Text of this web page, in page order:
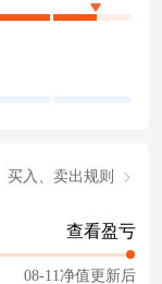
买入、卖出规则
查看盈亏
08-11净值更新后